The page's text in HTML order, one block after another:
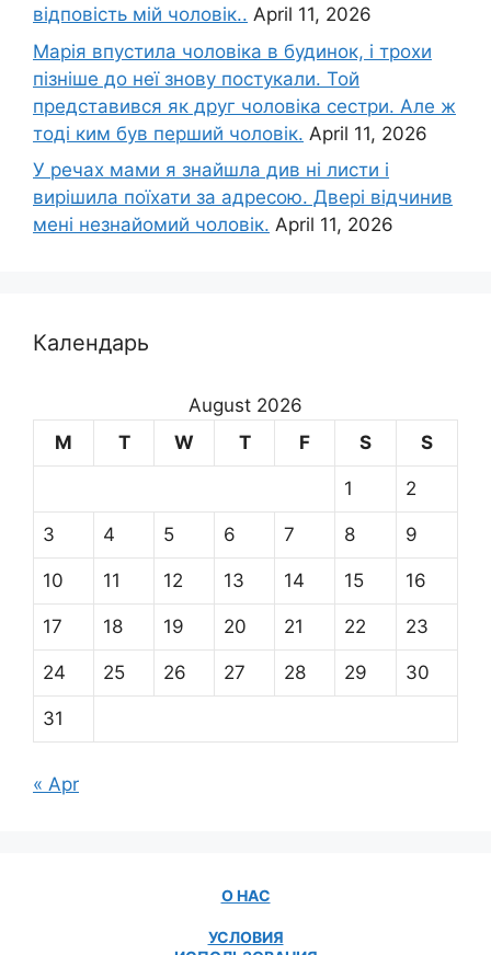
відповість мій чоловік.. April 11, 2026
Марія впустила чоловіка в будинок, і трохи
пізніше до неї знову постукали. Той
представився як друг чоловіка сестри. Але ж
тоді ким був перший чоловік. April 11, 2026
У речах мами я знайшла див ні листи і
вирішила поїхати за адресою. Двері відчинив
мені незнайомий чоловік. April 11, 2026
Календарь
August 2026
M
T W T F S S
1 2
3 4 5 6 7 8 9
10 11 12 13 14 15 16
17 18 19 20 21 22 23
24 25 26 27 28 29 30
31
« Apr
О НАС
УСЛОВИЯ